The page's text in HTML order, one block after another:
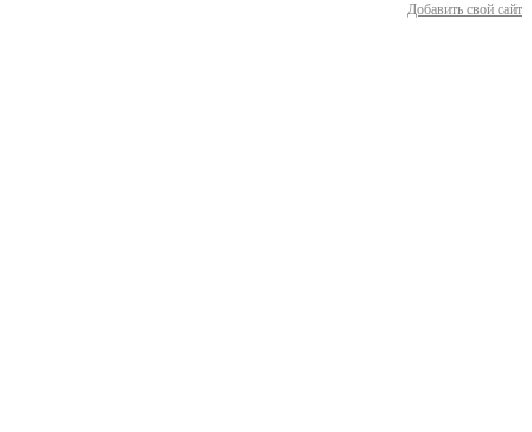
Добавить свой сайт